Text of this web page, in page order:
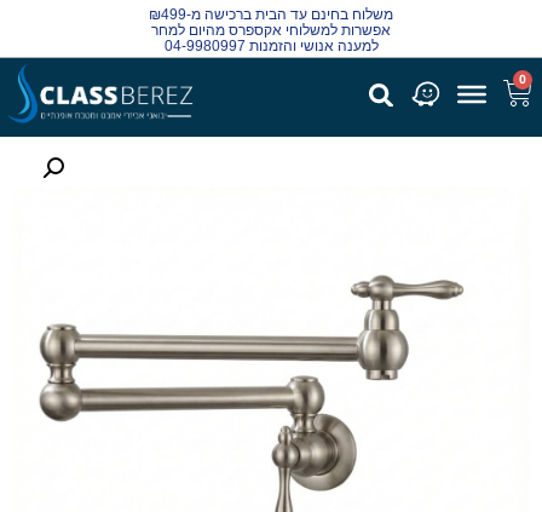
משלוח בחינם עד הבית ברכישה מ-₪499
אפשרות למשלוחי אקספרס מהיום למחר
למענה אנושי והזמנות 04-9980997
0